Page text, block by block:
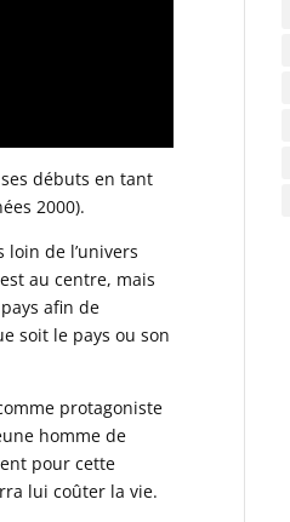
débuts en tant
2000).
de l’univers
au centre, mais
afin de
soit le pays ou son
protagoniste
homme de
pour cette
lui coûter la vie.